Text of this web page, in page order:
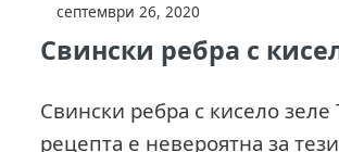
септември 26, 2020
Свински ребра с
Свински ребра с кисело зеле
рецепта е невероятна за